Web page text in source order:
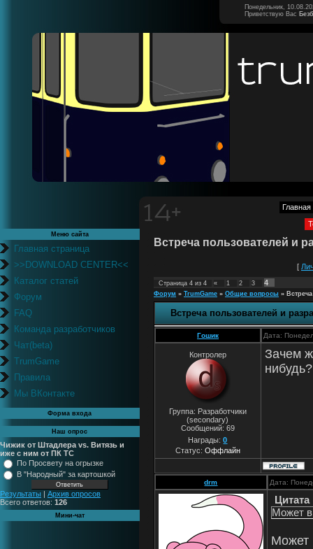
Понедельник,
Приветствую Вас
Главная
Меню сайта
Главная страница
>>DOWNLOAD CENTER<<
Каталог статей
Форум
FAQ
Команда разработчиков
Чат(beta)
TrumGame
Правила
Мы ВКонтакте
Форма входа
Наш опрос
Чижик от Штадлера vs. Витязь и
иже с ним от ПК ТС
По Просвету на огрызке
В "Народный" за картошкой
Результаты | Архив опросов
Всего ответов: 126
Мини-чат
Встреча пользователей и
[
Страница 4 из 4 « 1 2 3 4
Форум » TrumGame » Общие вопросы »
Встреча пользователей и
Гошик Дата:
Контролер
Группа: Разработчики
(secondary)
Сообщений: 69
Награды:0
Статус: Оффлайн
Зачем
нибудь?
drm Дата:
Цитата
Может в
Может